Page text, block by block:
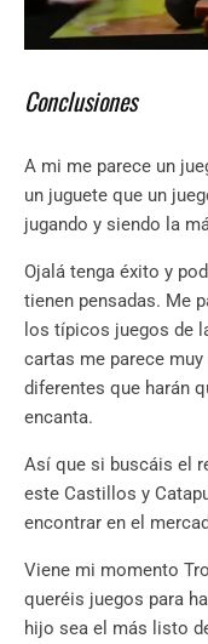
Conclusiones
A mi me parece un
un juguete que un
jugando y siendo la
Ojalá tenga éxito y
tienen pensadas. Me
los típicos juegos de
cartas me parece
diferentes que harán
encanta.
Así que si buscáis el
este Castillos y
encontrar en el
Viene mi momento
queréis juegos para
hijo sea el más listo